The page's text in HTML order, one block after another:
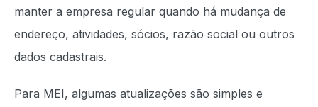
manter a empresa regular quando há mudança de
endereço, atividades, sócios, razão social ou outros
dados cadastrais.
Para MEI, algumas atualizações são simples e